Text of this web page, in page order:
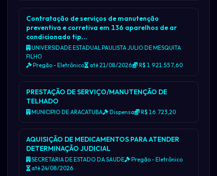
Contratação de serviços de manutenção
preventiva e corretiva em 136 aparelhos de ar
condicionado tip…
UNIVERSIDADE ESTADUAL PAULISTA JULIO DE MESQUITA
FILHO
Pregão - Eletrônico até 21/08/2026 R$ 1.921.557,60
PRESTAÇÃO DE SERVIÇO/MANUTENÇÃO DE
TELHADO
MUNICIPIO DE ARACATUBA Dispensa R$ 16.723,20
AQUISIÇÃO DE MEDICAMENTOS PARA ATENDER
DETERMINAÇÃO JUDICIAL
SECRETARIA DE ESTADO DA SAUDE
Pregão - Eletrônico
até 24/08/2026